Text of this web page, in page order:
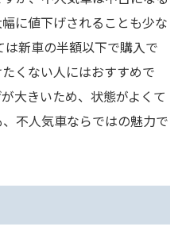
に値下げされることも少な
は新車の半額以下で購入で
くない人にはおすすめで
大きいため、状態がよくて
不人気車ならではの魅力で